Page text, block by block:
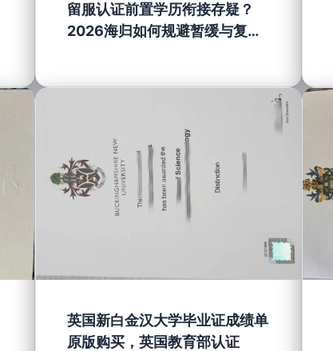
留服认证前置学历衔接存疑？
2026海归如何规避暂缓与复核
英国新白金汉大学毕业证成绩单
原版购买，英国教育部认证